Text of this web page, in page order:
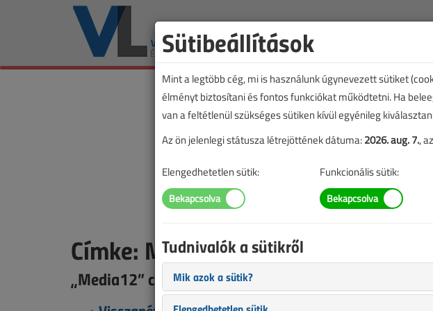
Címke: Media12
„Media12” címkével jelölt tartalmak
Sütibeállítások
Mint a legtöbb cég, mi is használunk úgynevezett sütiket
élményt biztosítani és fontos funkciókat működtetni. Ha
van a feltétlenül szükséges sütiken kívül egyénileg
Az ön jelenlegi státusza létrejöttének dátuma:2026. aug. 7.,
Elengedhetetlen sütik: Funkcionális sütik:
Tudnivalók a sütikről
Mik azok a sütik?